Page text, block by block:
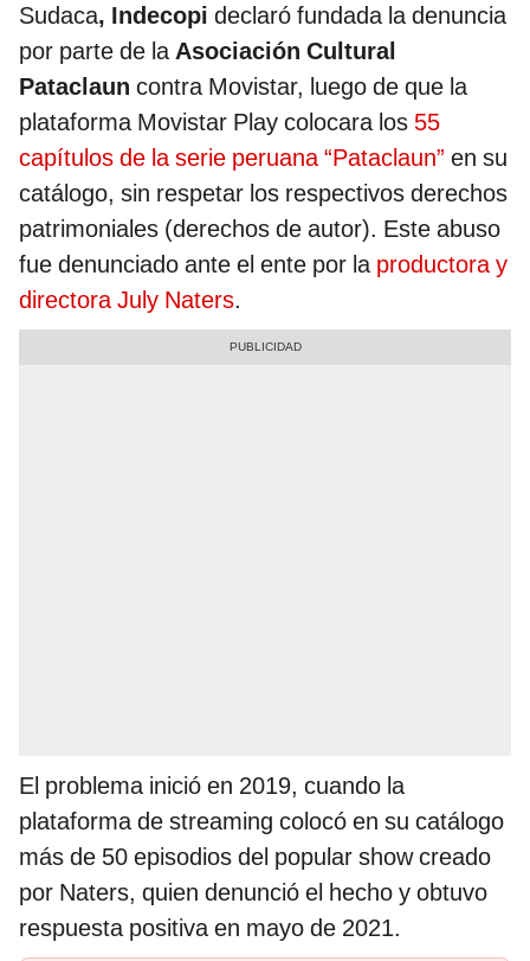
Sudaca, Indecopi declaró fundada la denuncia
por parte de laAsociación Cultural
Pataclaun contra Movistar, luego de que la
plataforma Movistar Play colocara los 55
capítulos de la serie peruana “Pataclaun” en su
catálogo, sin respetar los respectivos derechos
patrimoniales (derechos de autor). Este abuso
fue denunciado ante el ente por la productora y
directora July Naters.
El problema inició en 2019, cuando la
plataforma de streaming colocó en su catálogo
más de 50 episodios del popular show creado
por Naters, quien denunció el hecho y obtuvo
respuesta positiva en mayo de 2021.